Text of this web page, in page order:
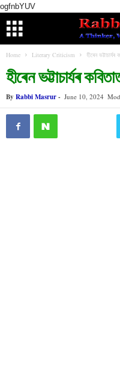
ogfnbYUV
Home Literary Criticism হীৰেন
হীৰেন ভট্টাচাৰ্যৰ
By Rabbi Masrur- June 10, 2024